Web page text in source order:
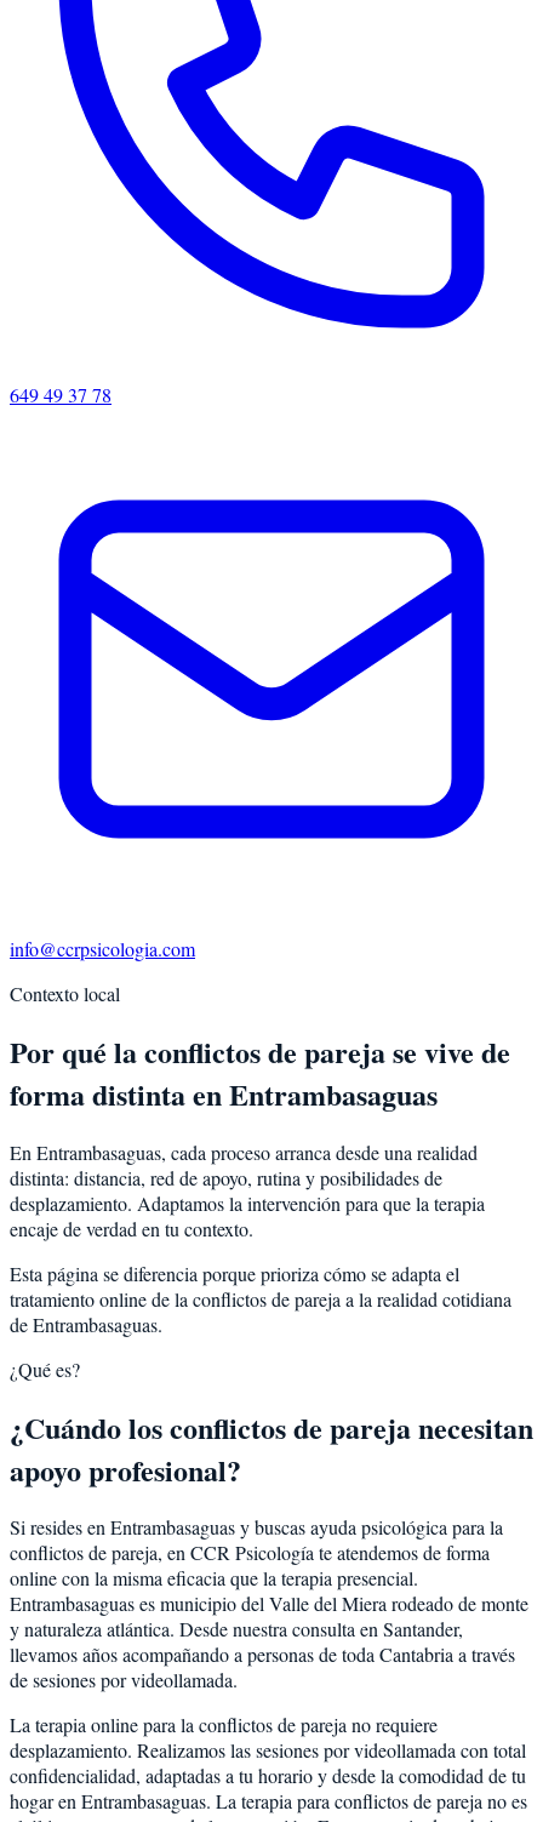
649 49 37 78
info@ccrpsicologia.com
Contexto local
Por qué la conflictos de pareja se vive de
forma distinta en Entrambasaguas
En Entrambasaguas, cada proceso arranca desde una realidad
distinta: distancia, red de apoyo, rutina y posibilidades de
desplazamiento. Adaptamos la intervención para que la terapia
encaje de verdad en tu contexto.
Esta página se diferencia porque prioriza cómo se adapta el
tratamiento online de la conflictos de pareja a la realidad cotidiana
de Entrambasaguas.
¿Qué es?
¿Cuándo los conflictos de pareja necesitan
apoyo profesional?
Si resides en Entrambasaguas y buscas ayuda psicológica para la
conflictos de pareja, en CCR Psicología te atendemos de forma
online con la misma eficacia que la terapia presencial.
Entrambasaguas es municipio del Valle del Miera rodeado de monte
y naturaleza atlántica. Desde nuestra consulta en Santander,
llevamos años acompañando a personas de toda Cantabria a través
de sesiones por videollamada.
La terapia online para la conflictos de pareja no requiere
desplazamiento. Realizamos las sesiones por videollamada con total
confidencialidad, adaptadas a tu horario y desde la comodidad de tu
hogar en Entrambasaguas. La terapia para conflictos de pareja no es